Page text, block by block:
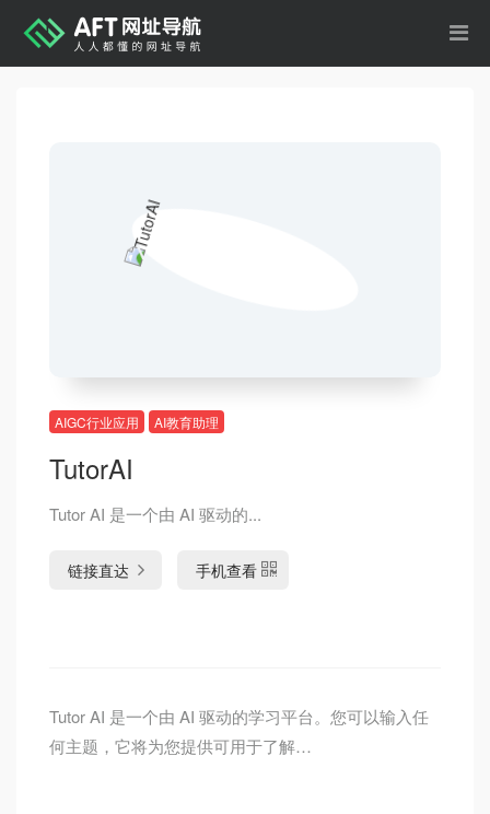
AIGC行业应用 AI教育助理
TutorAI
Tutor AI 是一个由 AI 驱动的...
链接直达 手机查看
Tutor AI 是一个由 AI 驱动的学习平台。您可以输入任
何主题，它将为您提供可用于了解…